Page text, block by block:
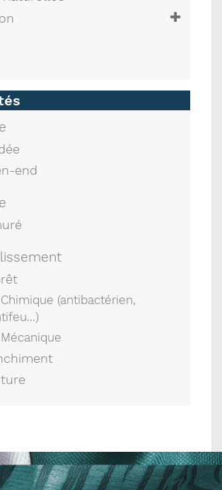
end
Chimique (antibactérien,
Mécanique